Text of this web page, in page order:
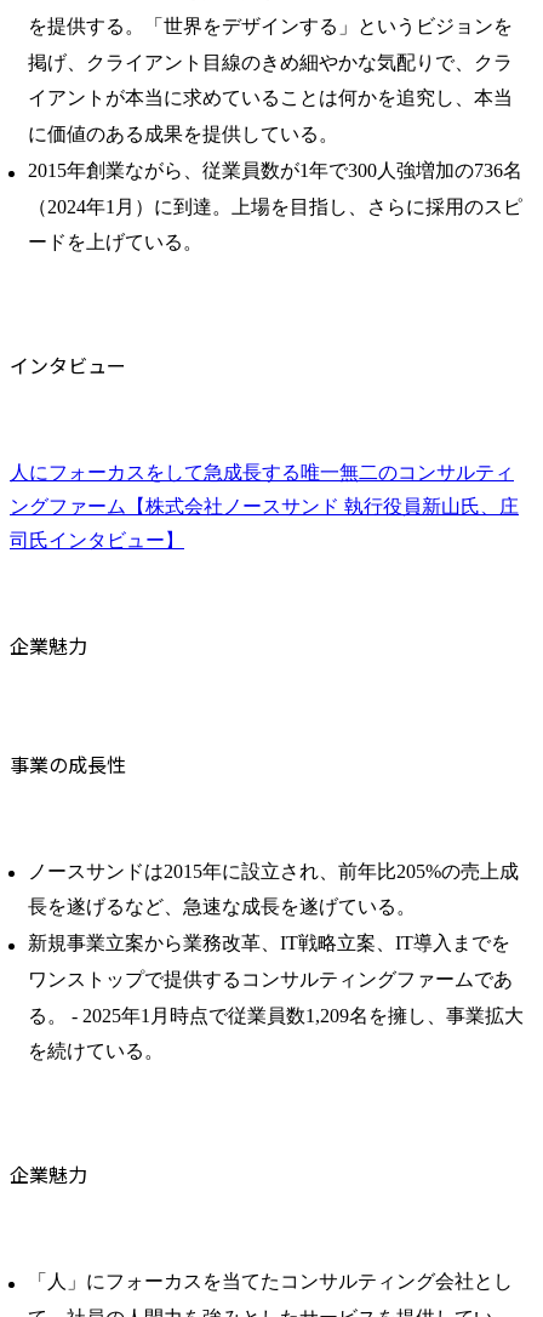
を提供する。「世界をデザインする」というビジョンを
掲げ、クライアント目線のきめ細やかな気配りで、クラ
イアントが本当に求めていることは何かを追究し、本当
に価値のある成果を提供している。
2015年創業ながら、従業員数が1年で300人強増加の736名
（2024年1月）に到達。上場を目指し、さらに採用のスピ
ードを上げている。
インタビュー
人にフォーカスをして急成長する唯一無二のコンサルティ
ングファーム【株式会社ノースサンド 執行役員新山氏、庄
司氏インタビュー】
企業魅力
事業の成長性
ノースサンドは2015年に設立され、前年比205%の売上成
長を遂げるなど、急速な成長を遂げている。 ​
新規事業立案から業務改革、IT戦略立案、IT導入までを
ワンストップで提供するコンサルティングファームであ
る。 ​- 2025年1月時点で従業員数1,209名を擁し、事業拡大
を続けている。
企業魅力
「人」にフォーカスを当てたコンサルティング会社とし